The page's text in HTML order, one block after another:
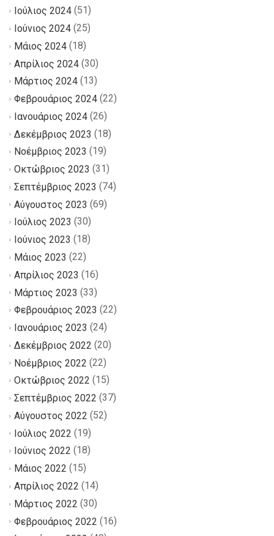
Ιούλιος 2024 (51)
Ιούνιος 2024 (25)
Μάιος 2024 (18)
Απρίλιος 2024 (30)
Μάρτιος 2024 (13)
Φεβρουάριος 2024 (22)
Ιανουάριος 2024 (26)
Δεκέμβριος 2023 (18)
Νοέμβριος 2023 (19)
Οκτώβριος 2023 (31)
Σεπτέμβριος 2023 (74)
Αύγουστος 2023 (69)
Ιούλιος 2023 (30)
Ιούνιος 2023 (18)
Μάιος 2023 (22)
Απρίλιος 2023 (16)
Μάρτιος 2023 (33)
Φεβρουάριος 2023 (22)
Ιανουάριος 2023 (24)
Δεκέμβριος 2022 (20)
Νοέμβριος 2022 (22)
Οκτώβριος 2022 (15)
Σεπτέμβριος 2022 (37)
Αύγουστος 2022 (52)
Ιούλιος 2022 (19)
Ιούνιος 2022 (18)
Μάιος 2022 (15)
Απρίλιος 2022 (14)
Μάρτιος 2022 (30)
Φεβρουάριος 2022 (16)